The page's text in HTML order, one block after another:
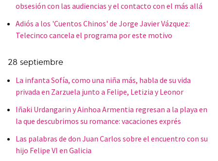
obsesión con las audiencias y el contacto con el más allá
Adiós a los 'Cuentos Chinos' de Jorge Javier Vázquez:
Telecinco cancela el programa por este motivo
28 septiembre
La infanta Sofía, como una niña más, habla de su vida
privada en Zarzuela junto a Felipe, Letizia y Leonor
Iñaki Urdangarin y Ainhoa Armentia regresan a la playa en
la que descubrimos su romance: vacaciones exprés
Las palabras de don Juan Carlos sobre el encuentro con su
hijo Felipe VI en Galicia